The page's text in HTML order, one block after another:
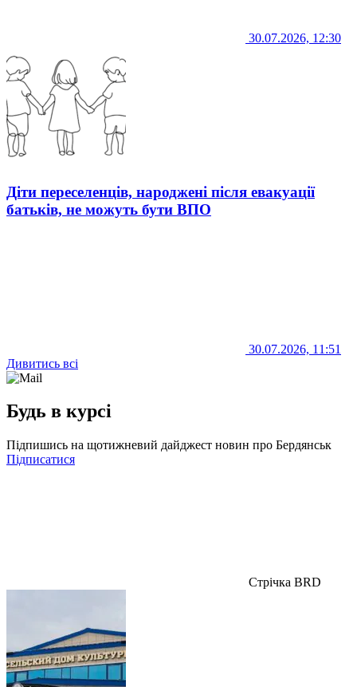
30.07.2026, 12:30
Діти переселенців, народжені після евакуації
батьків, не можуть бути ВПО
30.07.2026, 11:51
Дивитись всі
Будь в курсі
Підпишись на щотижневий дайджест новин про Бердянськ
Підписатися
Стрічка BRD